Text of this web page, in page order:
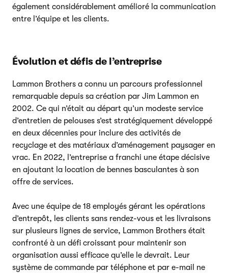
également considérablement amélioré la communication
entre l’équipe et les clients.
Évolution et défis de l’entreprise
Lammon Brothers a connu un parcours professionnel
remarquable depuis sa création par Jim Lammon en
2002. Ce qui n’était au départ qu’un modeste service
d’entretien de pelouses s’est stratégiquement développé
en deux décennies pour inclure des activités de
recyclage et des matériaux d’aménagement paysager en
vrac. En 2022, l’entreprise a franchi une étape décisive
en ajoutant la location de bennes basculantes à son
offre de services.
Avec une équipe de 18 employés gérant les opérations
d’entrepôt, les clients sans rendez-vous et les livraisons
sur plusieurs lignes de service, Lammon Brothers était
confronté à un défi croissant pour maintenir son
organisation aussi efficace qu’elle le devrait. Leur
système de commande par téléphone et par e-mail ne